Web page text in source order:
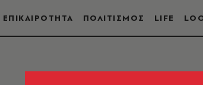
ΕΠΙΚΑΙΡΟΤΗΤΑ ΠΟΛΙΤΙΣΜΟΣ LIFE